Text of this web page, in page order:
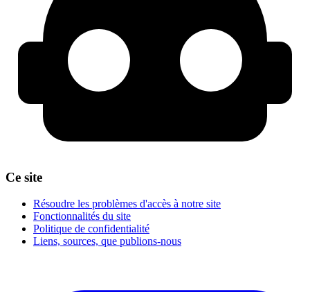
Ce site
Résoudre les problèmes d'accès à notre site
Fonctionnalités du site
Politique de confidentialité
Liens, sources, que publions-nous